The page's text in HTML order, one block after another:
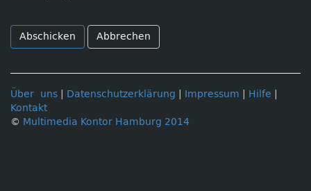
Abbrechen
Über uns Datenschutzerklärung Impressum Hilfe
Kontakt
© Multimedia Kontor Hamburg 2014